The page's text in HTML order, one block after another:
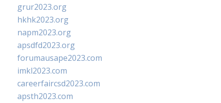
grur2023.org
hkhk2023.org
napm2023.org
apsdfd2023.org
forumausape2023.com
imkl2023.com
careerfaircsd2023.com
apsth2023.com